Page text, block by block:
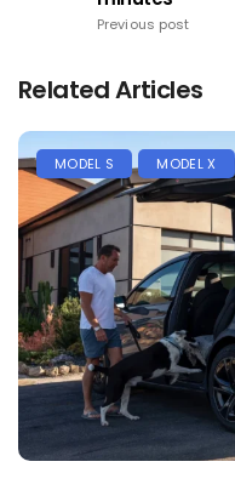
Previous post
Related Articles
MODEL S MODEL X